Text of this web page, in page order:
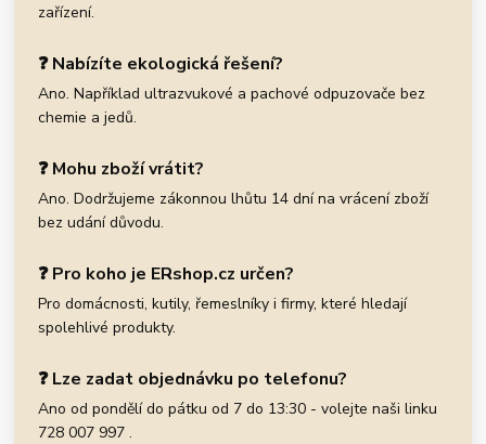
zařízení.
❓ Nabízíte ekologická řešení?
Ano. Například ultrazvukové a pachové odpuzovače bez
chemie a jedů.
❓ Mohu zboží vrátit?
Ano. Dodržujeme zákonnou lhůtu 14 dní na vrácení zboží
bez udání důvodu.
❓ Pro koho je ERshop.cz určen?
Pro domácnosti, kutily, řemeslníky i firmy, které hledají
spolehlivé produkty.
❓ Lze zadat objednávku po telefonu?
Ano od pondělí do pátku od 7 do 13:30 - volejte naši linku
728 007 997 .